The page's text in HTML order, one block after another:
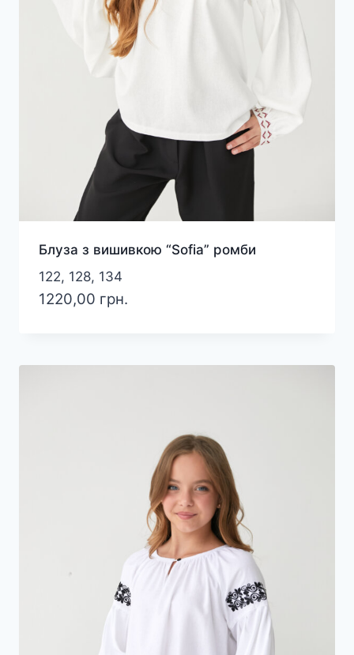
Блуза з вишивкою “Sofia” ромби
122, 128, 134
1220,00 грн.